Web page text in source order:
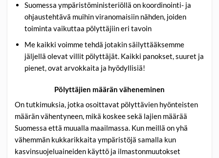
Suomessa ympäristöministeriöllä on koordinointi- ja
ohjaustehtävä muihin viranomaisiin nähden, joiden
toiminta vaikuttaa pölyttäjiin eri tavoin
Me kaikki voimme tehdä jotakin säilyttääksemme
jäljellä olevat villit pölyttäjät. Kaikki panokset, suuret ja
pienet, ovat arvokkaita ja hyödyllisiä!
Pölyttäjien määrän väheneminen
On tutkimuksia, jotka osoittavat pölyttävien hyönteisten
määrän vähentyneen, mikä koskee sekä lajien määrää
Suomessa että muualla maailmassa. Kun meillä on yhä
vähemmän kukkarikkaita ympäristöjä samalla kun
kasvinsuojeluaineiden käyttö ja ilmastonmuutokset